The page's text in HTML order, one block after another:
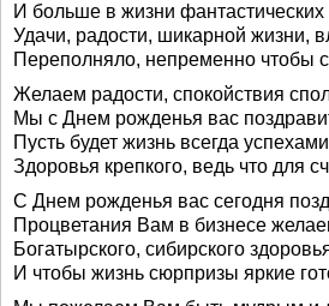
И больше в жизни фантастических
Удачи, радости, шикарной жизни,
Переполняло, непременно чтобы
Желаем радости, спокойствия
Мы с Днем рожденья вас
Пусть будет жизнь всегда
Здоровья крепкого, ведь что для
С Днем рожденья вас сегодня
Процветания Вам в бизнесе
Богатырского, сибирского
И чтобы жизнь сюрпризы яркие